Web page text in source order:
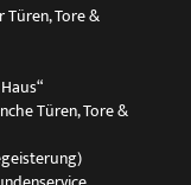
Türen, Tore &
Türen, Tore &